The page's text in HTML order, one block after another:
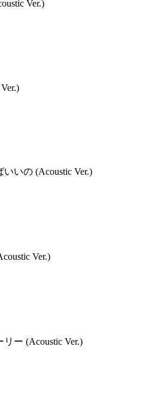
Ver.)
いの (Acoustic Ver.)
Ver.)
ー (Acoustic Ver.)